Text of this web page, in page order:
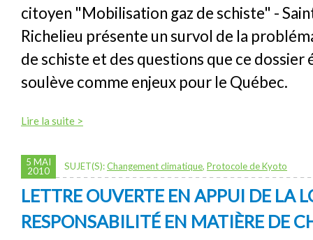
citoyen "Mobilisation gaz de schiste" -
Richelieu présente un survol de la
de schiste et des questions que ce dossier
soulève comme enjeux pour le Québec.
Lire la suite >
5 MAI
2010
SUJET(S):Changement climatique, Protocole de Kyoto
LETTRE OUVERTE EN APPUI DE LA
RESPONSABILITÉ EN MATIÈRE DE